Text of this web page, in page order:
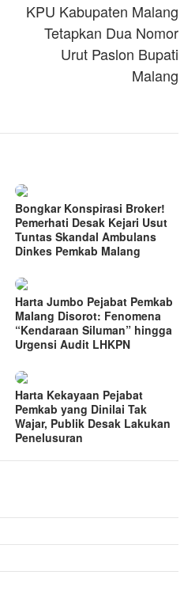
KPU Kabupaten Malang
Tetapkan Dua Nomor
Urut Paslon Bupati
Malang
Bongkar Konspirasi Broker!
Pemerhati Desak Kejari Usut
Tuntas Skandal Ambulans
Dinkes Pemkab Malang
Harta Jumbo Pejabat Pemkab
Malang Disorot: Fenomena
“Kendaraan Siluman” hingga
Urgensi Audit LHKPN
Harta Kekayaan Pejabat
Pemkab yang Dinilai Tak
Wajar, Publik Desak Lakukan
Penelusuran